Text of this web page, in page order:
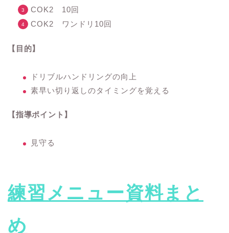
COK2 10回
COK2 ワンドリ10回
【目的】
ドリブルハンドリングの向上
素早い切り返しのタイミングを覚える
【指導ポイント】
見守る
練習メニュー資料まと
め